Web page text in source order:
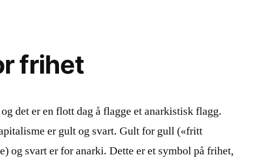
frihet
det er en flott dag å flagge et anarkistisk flagg.
er gult og svart. Gult for gull («fritt
og svart er for anarki. Dette er et symbol på frihet,